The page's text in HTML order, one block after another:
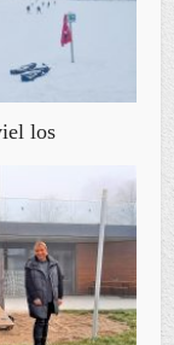
los